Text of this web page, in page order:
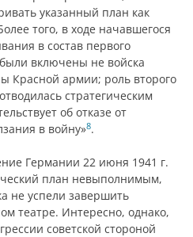
указанный план как
того, в ходе начавшегося
в состав первого
включены не войска
Красной армии; роль второго
стратегическим
об отказе от
в войну»8.
Германии 22 июня 1941 г.
план невыполнимым,
не успели завершить
театре. Интересно, однако,
советской стороной